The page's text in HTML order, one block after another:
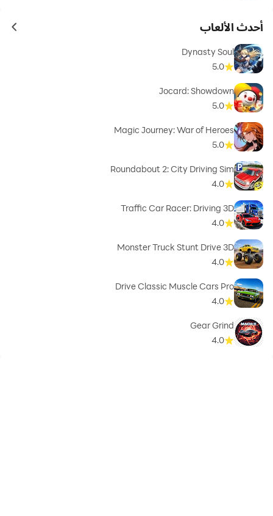
أحدث الألعاب
Dynasty Soul
5.0
Jocard: Showdown
5.0
Magic Journey: War of Heroes
5.0
Roundabout 2: City Driving Sim
4.0
Traffic Car Racer: Driving 3D
4.0
Monster Truck Stunt Drive 3D
4.0
Drive Classic Muscle Cars Pro
4.0
Gear Grind
4.0